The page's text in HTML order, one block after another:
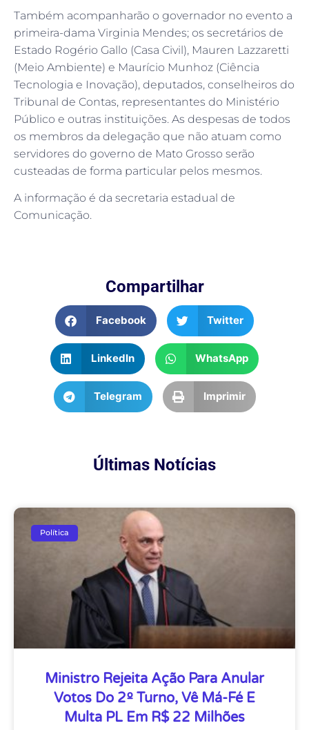
Também acompanharão o governador no evento a
primeira-dama Virginia Mendes; os secretários de
Estado Rogério Gallo (Casa Civil), Mauren Lazzaretti
(Meio Ambiente) e Maurício Munhoz (Ciência
Tecnologia e Inovação), deputados, conselheiros do
Tribunal de Contas, representantes do Ministério
Público e outras instituições. As despesas de todos
os membros da delegação que não atuam como
servidores do governo de Mato Grosso serão
custeadas de forma particular pelos mesmos.
A informação é da secretaria estadual de
Comunicação.
Compartilhar
Facebook Twitter
LinkedIn WhatsApp
Telegram Imprimir
Últimas Notícias
Política
Ministro Rejeita Ação Para Anular
Votos Do 2º Turno, Vê Má-Fé E
Multa PL Em R$ 22 Milhões